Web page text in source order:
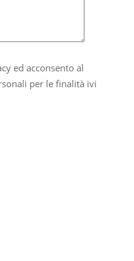
ed acconsento al
per le finalità ivi